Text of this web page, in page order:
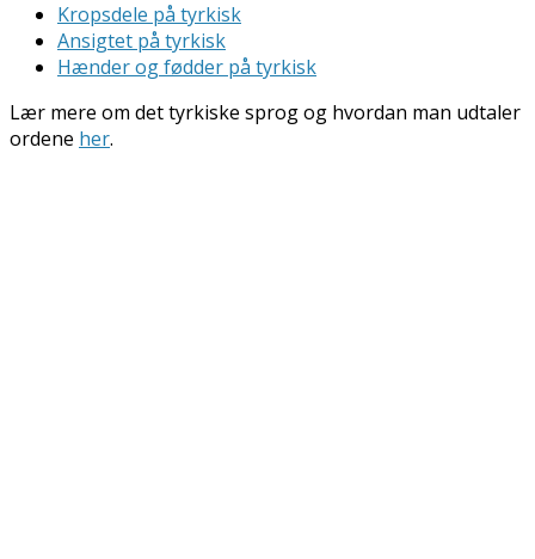
Kropsdele på tyrkisk
Ansigtet på tyrkisk
Hænder og fødder på tyrkisk
Lær mere om det tyrkiske sprog og hvordan man udtaler
ordene her.